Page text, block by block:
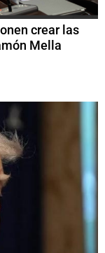
crear las
Mella